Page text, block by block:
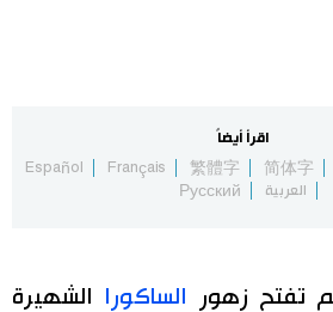
Español
اقرأ أيضاً
简体字
繁體字
Français
Español
العربية
Русский
تفتح زهور الساكورا الشهيرة